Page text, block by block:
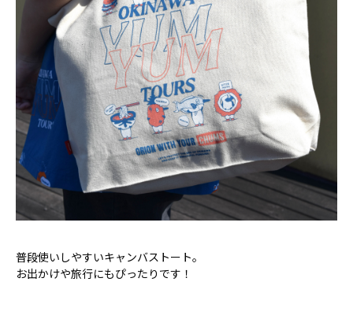
普段使いしやすいキャンバストート。
お出かけや旅行にもぴったりです！